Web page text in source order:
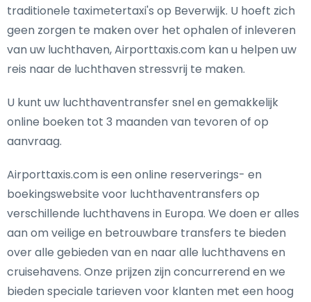
traditionele taximetertaxi's op Beverwijk. U hoeft zich
geen zorgen te maken over het ophalen of inleveren
van uw luchthaven, Airporttaxis.com kan u helpen uw
reis naar de luchthaven stressvrij te maken.
U kunt uw luchthaventransfer snel en gemakkelijk
online boeken tot 3 maanden van tevoren of op
aanvraag.
Airporttaxis.com is een online reserverings- en
boekingswebsite voor luchthaventransfers op
verschillende luchthavens in Europa. We doen er alles
aan om veilige en betrouwbare transfers te bieden
over alle gebieden van en naar alle luchthavens en
cruisehavens. Onze prijzen zijn concurrerend en we
bieden speciale tarieven voor klanten met een hoog